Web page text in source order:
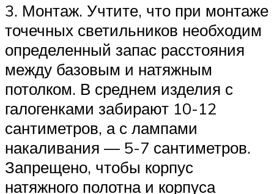
3. Монтаж. Учтите, что при монтаже
точечных светильников необходим
определенный запас расстояния
между базовым и натяжным
потолком. В среднем изделия с
галогенками забирают 10-12
сантиметров, а с лампами
накаливания — 5-7 сантиметров.
Запрещено, чтобы корпус
натяжного полотна и корпуса